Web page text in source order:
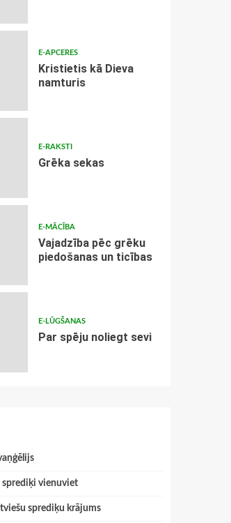
E-APCERES
Kristietis kā Dieva
namturis
E-RAKSTI
Grēka sekas
E-MĀCĪBA
Vajadzība pēc grēku
piedošanas un ticības
E-LŪGŠANAS
Par spēju noliegt sevi
sprediķi vienuviet
sprediķu krājums